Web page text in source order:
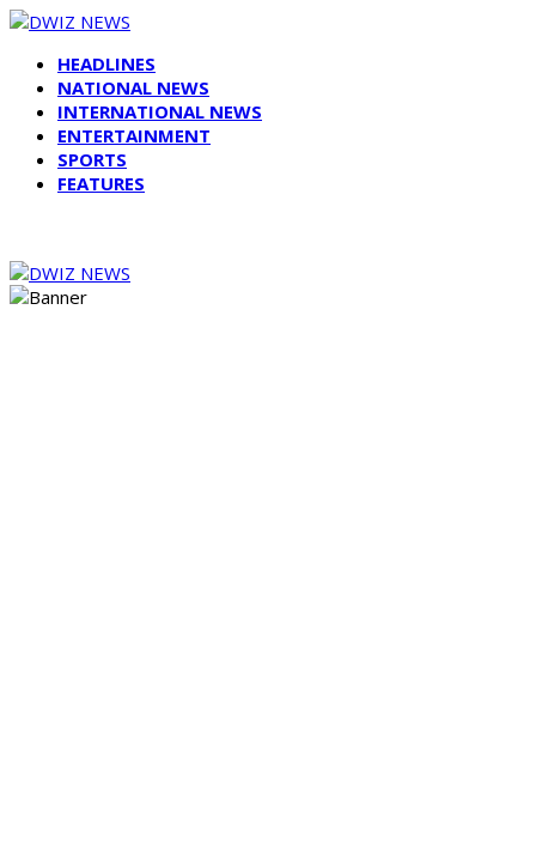
HEADLINES
NATIONAL NEWS
INTERNATIONAL NEWS
ENTERTAINMENT
SPORTS
FEATURES